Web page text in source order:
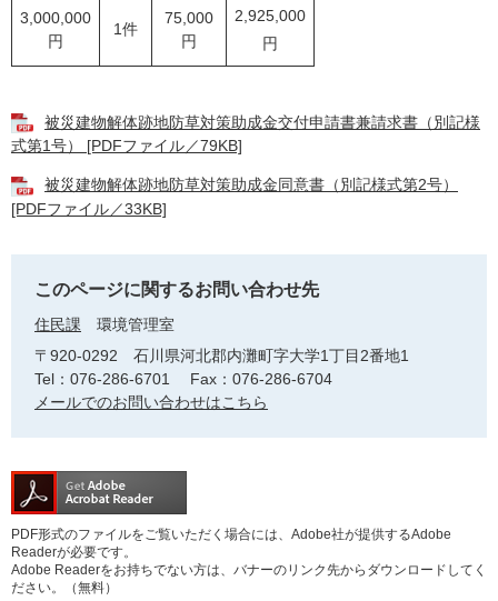
3,000,000
円
1件
75,000
円
2,925,000
円
被災建物解体跡地防草対策助成金交付申請書兼請求書（別記様
式第1号） [PDFファイル／79KB]
被災建物解体跡地防草対策助成金同意書（別記様式第2号）
[PDFファイル／33KB]
このページに関するお問い合わせ先
住民課
環境管理室
〒920-0292
石川県河北郡内灘町字大学1丁目2番地1
Tel：076-286-6701
Fax：076-286-6704
メールでのお問い合わせはこちら
PDF形式のファイルをご覧いただく場合には、Adobe社が提供するAdobe
Readerが必要です。
Adobe Readerをお持ちでない方は、バナーのリンク先からダウンロードしてく
ださい。（無料）